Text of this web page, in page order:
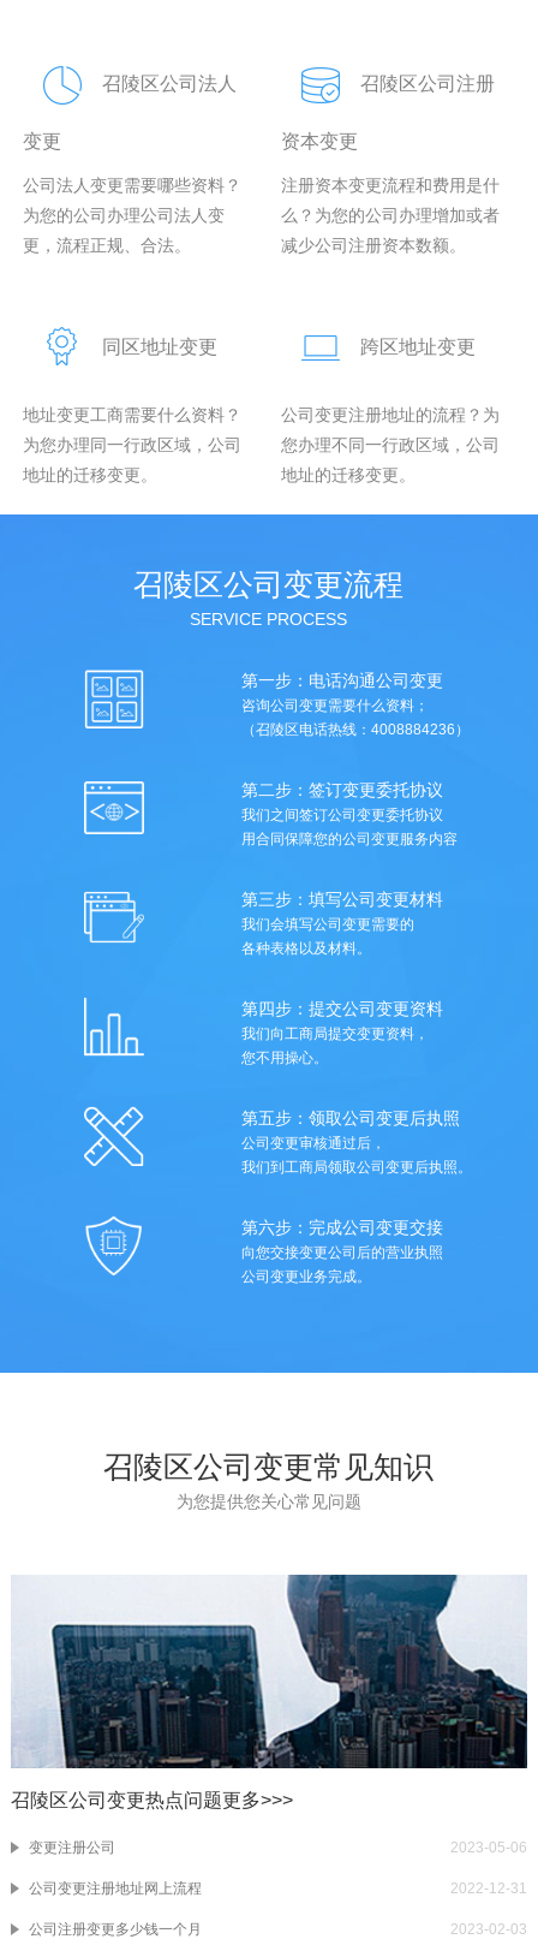
召陵区公司法人
变更
公司法人变更需要哪些资料？
为您的公司办理公司法人变
更，流程正规、合法。
召陵区公司注册
资本变更
注册资本变更流程和费用是什
么？为您的公司办理增加或者
减少公司注册资本数额。
同区地址变更
地址变更工商需要什么资料？
为您办理同一行政区域，公司
地址的迁移变更。
跨区地址变更
公司变更注册地址的流程？为
您办理不同一行政区域，公司
地址的迁移变更。
召陵区公司变更流程
SERVICE PROCESS
第一步：电话沟通公司变更
咨询公司变更需要什么资料；
（召陵区电话热线：4008884236）
第二步：签订变更委托协议
我们之间签订公司变更委托协议
用合同保障您的公司变更服务内容
第三步：填写公司变更材料
我们会填写公司变更需要的
各种表格以及材料。
第四步：提交公司变更资料
我们向工商局提交变更资料，
您不用操心。
第五步：领取公司变更后执照
公司变更审核通过后，
我们到工商局领取公司变更后执照。
第六步：完成公司变更交接
向您交接变更公司后的营业执照
公司变更业务完成。
召陵区公司变更常见知识
为您提供您关心常见问题
召陵区公司变更热点问题更多>>>
变更注册公司 2023-05-06
公司变更注册地址网上流程 2022-12-31
公司注册变更多少钱一个月 2023-02-03